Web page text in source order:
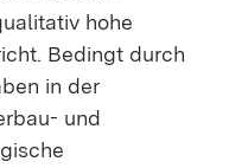
hohe
Bedingt durch
in der
und